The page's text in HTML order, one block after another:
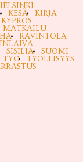
KESÄ
KIRJA
KYPROS
MATKAILU
RAVINTOLA
SISILIA
SUOMI
TYÖ
TYÖLLISYYS